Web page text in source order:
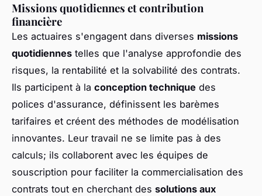
Missions quotidiennes et contribution
financière
Les actuaires s'engagent dans diverses missions
quotidiennes telles que l'analyse approfondie des
risques, la rentabilité et la solvabilité des contrats.
Ils participent à la conception technique des
polices d'assurance, définissent les barèmes
tarifaires et créent des méthodes de modélisation
innovantes. Leur travail ne se limite pas à des
calculs; ils collaborent avec les équipes de
souscription pour faciliter la commercialisation des
contrats tout en cherchant des solutions aux